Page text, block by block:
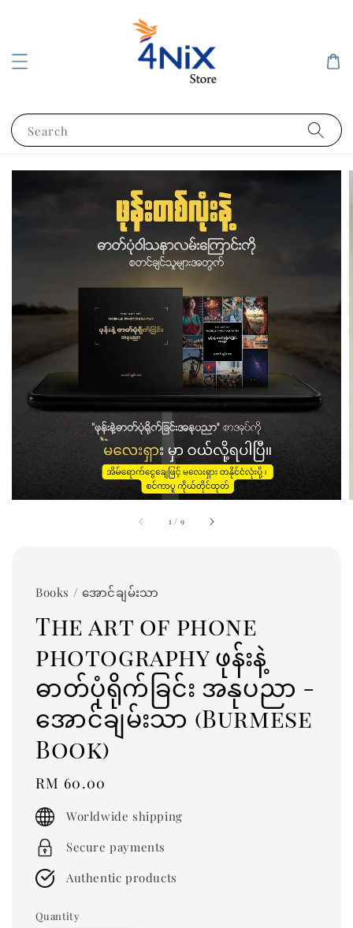
Search
1 / 9
Books / အောင်ချမ်းသာ
The art of phone
photography ဖုန်းနဲ့
ဓာတ်ပုံရိုက်ခြင်း အနုပညာ -
အောင်ချမ်းသာ (Burmese
Book)
Regular
price
RM 60.00
Worldwide shipping
Secure payments
Authentic products
Quantity